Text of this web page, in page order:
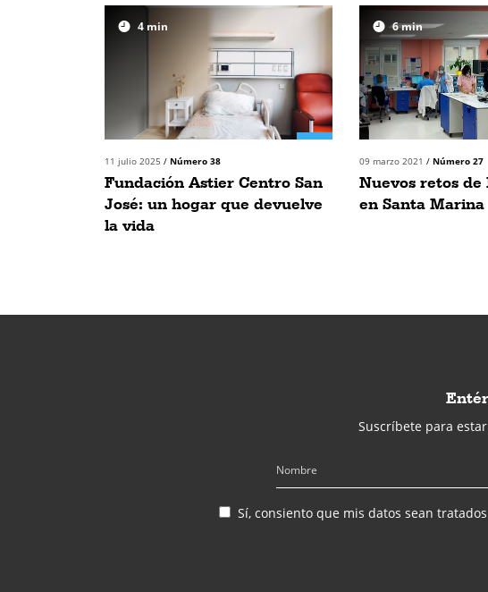
4 min
11 julio 2025 / Número 38
Fundación Astier Centro San
José: un hogar que devuelve
la vida
6min
09 marzo 2021 / Número 27
Nuevos retos
en Santa Marina
Suscríbete para
Sí, consiento que mis datos sean